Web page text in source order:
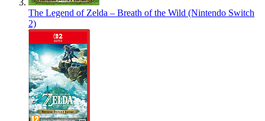
The Legend of Zelda – Breath of the Wild (Nintendo Switch
2)